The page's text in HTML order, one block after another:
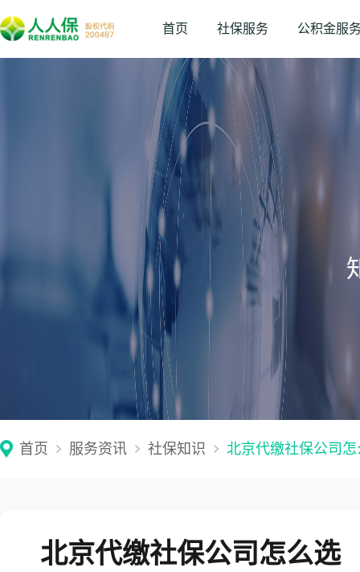
首页 社保服务 公积金服
首页 服务资讯 社保知识 北京代缴社保公司怎
北京代缴社保公司怎么选